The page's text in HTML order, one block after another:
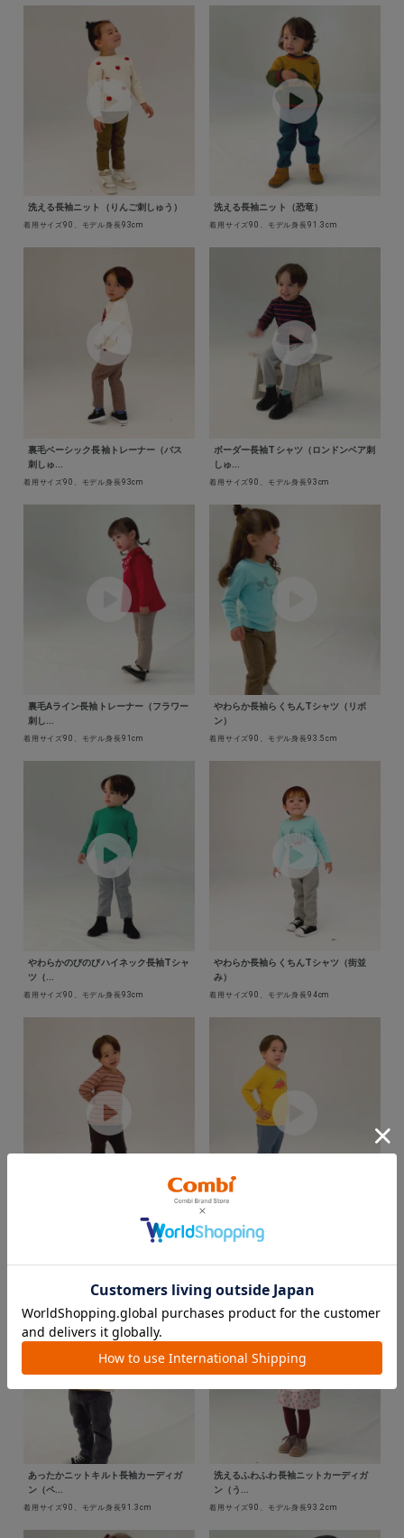
洗える長袖ニット（りんご刺しゅう）
着用サイズ90、モデル身長93cm
洗える長袖ニット（恐竜）
着用サイズ90、モデル身長91.3cm
裏毛ベーシック長袖トレーナー（バス
刺しゅ...
着用サイズ90、モデル身長93cm
ボーダー長袖Tシャツ（ロンドンベア刺
しゅ...
着用サイズ90、モデル身長93cm
裏毛Aライン長袖トレーナー（フラワー
刺し...
着用サイズ90、モデル身長91cm
やわらか長袖らくちんTシャツ（リボ
ン）
着用サイズ90、モデル身長93.5cm
やわらかのびのびハイネック長袖Tシャ
ツ（...
着用サイズ90、モデル身長93cm
やわらか長袖らくちんTシャツ（街並
み）
着用サイズ90、モデル身長94cm
ボーダー長袖Tシャツ（ロンドンベア刺
ザウ...
あったかニットキルト長袖カーディガ
ン（ペ...
着用サイズ90、モデル身長91.3cm
洗えるふわふわ長袖ニットカーディガ
ン（う...
着用サイズ90、モデル身長93.2cm